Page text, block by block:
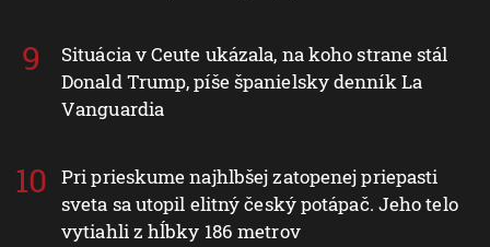
Situácia v Ceute ukázala, na koho strane stál
Donald Trump, píše španielsky denník La
Vanguardia
Pri prieskume najhlbšej zatopenej priepasti
sveta sa utopil elitný český potápač. Jeho telo
vytiahli z hĺbky 186 metrov